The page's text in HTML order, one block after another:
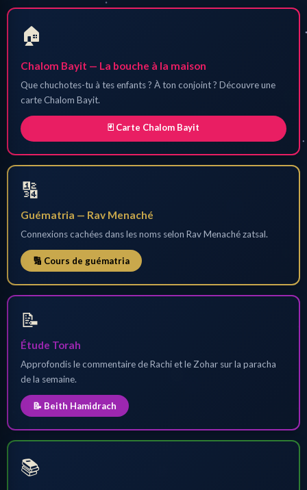
🏠
Chalom Bayit — La bouche à la maison
Que chuchotes-tu à tes enfants ? À ton conjoint ? Découvre une
carte Chalom Bayit.
🃏 Carte Chalom Bayit
🔢
Guématria — Rav Menaché
Connexions cachées dans les noms selon Rav Menaché zatsal.
🔢 Cours de guématria
📝
Étude Torah
Approfondis le commentaire de Rachi et le Zohar sur la paracha
de la semaine.
📝 Beith Hamidrach
📚